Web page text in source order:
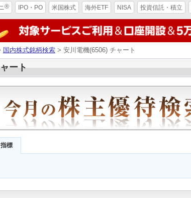
® IPO・PO 米国株式 海外ETF NISA 投資信託・積立
国内株式銘柄検索 > 安川電機(6506) チャート
ート
標